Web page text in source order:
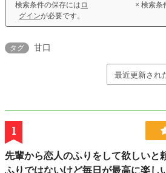
検索条件の保存には ロ
グインが必要です。
× 検索条
タグ 甘口
1
先輩から恋人のふりをして欲しい
ふりではないけど毎日が最高に楽し